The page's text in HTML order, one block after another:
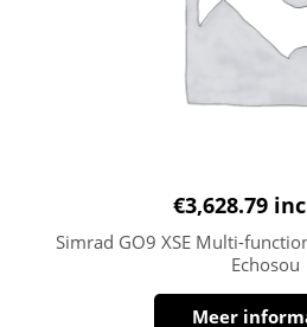
€3,628.79
Simrad GO9 XSE Multi-
Echosou
Meer